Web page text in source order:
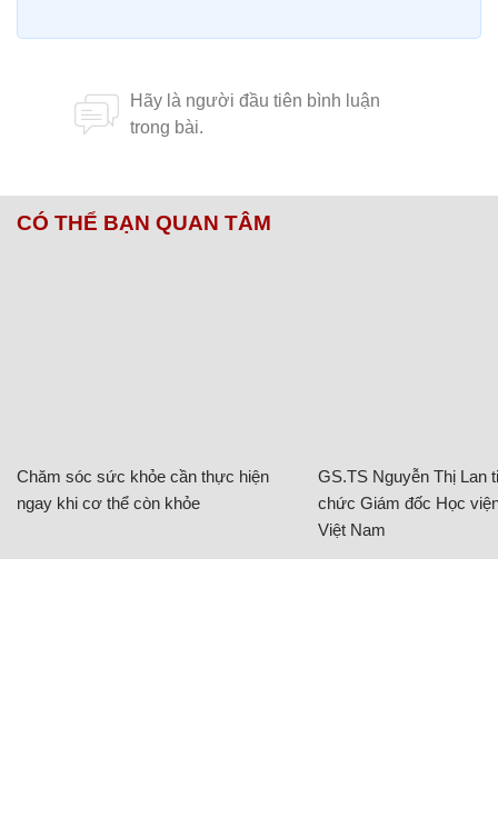
CÓ THỂ BẠN QUAN TÂM
Chăm sóc sức khỏe cần thực hiện
ngay khi cơ thể còn khỏe
GS.TS Nguyễn Thị Lan
chức Giám đốc Học
Việt Nam